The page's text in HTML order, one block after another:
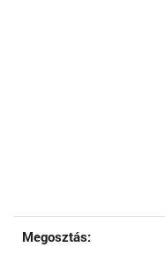
Megosztás: